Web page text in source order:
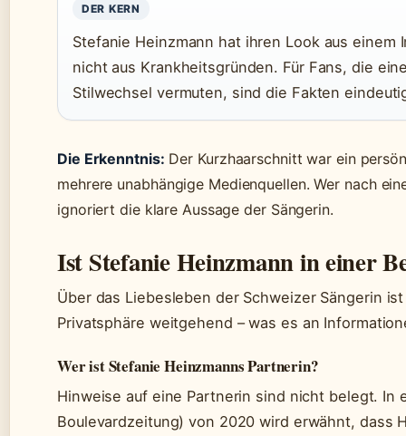
DER KERN
Stefanie Heinzmann hat ihren Look aus
nicht aus Krankheitsgründen. Für Fans, die
Stilwechsel vermuten, sind die Fakten
Die Erkenntnis: Der Kurzhaarschnitt war ein
mehrere unabhängige Medienquellen. Wer nach
ignoriert die klare Aussage der Sängerin.
Ist Stefanie Heinzmann in einer
Über das Liebesleben der Schweizer Sängerin
Privatsphäre weitgehend – was es an
Wer ist Stefanie Heinzmanns Partnerin?
Hinweise auf eine Partnerin sind nicht belegt. In
Boulevardzeitung) von 2020 wird erwähnt, dass